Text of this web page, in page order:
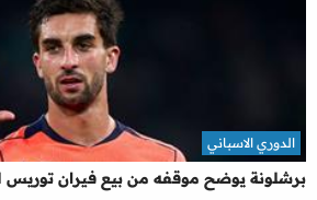
برشلونة يوضح موقفه من بيع فيران توريس
الدوري الاسباني